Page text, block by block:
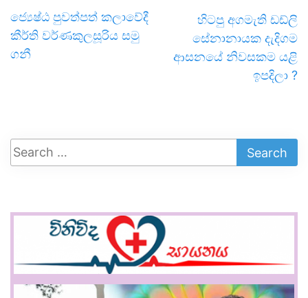
ජ්‍යෙෂ්ඨ පුවත්පත් කලාවේදී
කීර්ති වර්ණකුලසූරිය සමු
ගනී
හිටපු අගමැති ඩඩ්ලි
සේනානායක දැදිගම
ආසනයේ නිවසකම යළි
ඉපදිලා ?